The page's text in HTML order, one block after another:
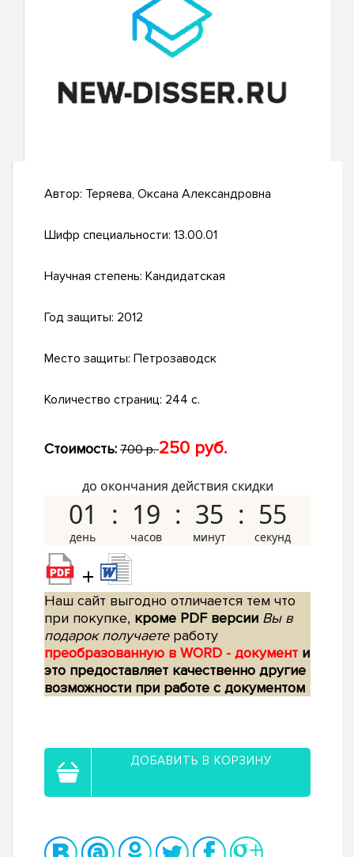
Автор: Теряева, Оксана Александровна
Шифр специальности: 13.00.01
Научная степень: Кандидатская
Год защиты: 2012
Место защиты: Петрозаводск
Количество страниц: 244 с.
Стоимость: 700 р.250 руб.
до окончания действия скидки
01 19 35 54
+
Наш сайт выгодно отличается тем что
при покупке, кроме PDF версии Вы в
подарок получаетеработу
преобразованную в WORD - документ и
это предоставляет качественно другие
возможности при работе с документом
ДОБАВИТЬ В КОРЗИНУ